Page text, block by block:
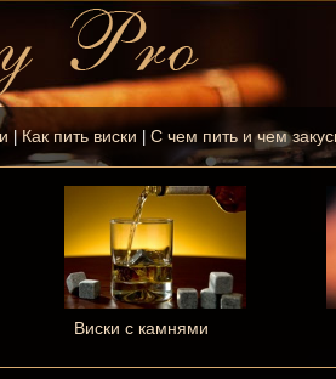
|Как пить виски С чем пить и чем
Виски с камнями